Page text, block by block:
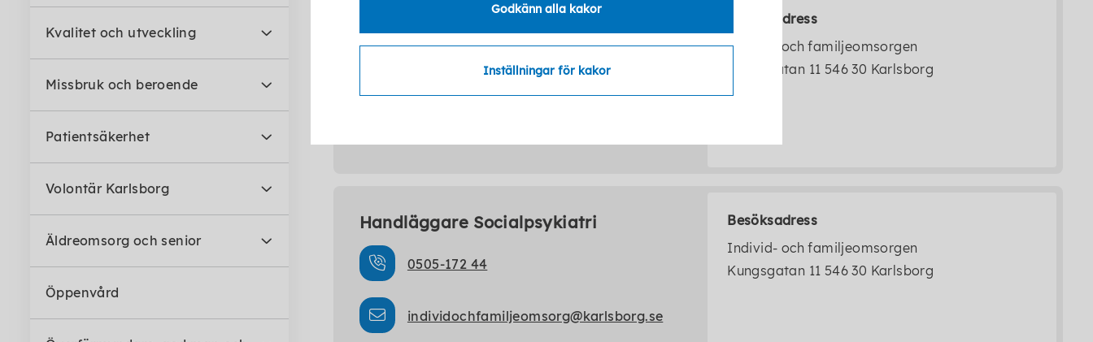
Kvalitet och utveckling
Missbruk och beroende
Patientsäkerhet
Volontär Karlsborg
Äldreomsorg och senior
Öppenvård
0505-172 79
Besöksadress
Individ- och familjeomsorgen
Kungsgatan 11 546 30 Karlsborg
Handläggare Socialpsykiatri
0505-172 44
individochfamiljeomsorg@karlsborg.se
Besöksadress
Individ- och familjeomsorgen
Kungsgatan 11 546 30 Karlsborg
Godkänn alla kakor
Inställningar för kakor